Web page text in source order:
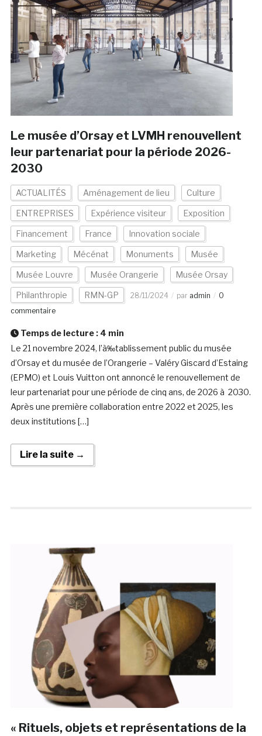
Le musée d’Orsay et LVMH renouvellent
leur partenariat pour la période 2026-
2030
ACTUALITÉS Aménagement de lieu Culture
ENTREPRISES Expérience visiteur Exposition
Financement France Innovation sociale
Marketing Mécénat Monuments Musée
Musée Louvre Musée Orangerie Musée Orsay
Philanthropie RMN-GP 28/11/2024 par admin
0
commentaire
Temps de lecture : 4 min
Le 21 novembre 2024, l’à‰tablissement public du musée
d’Orsay et du musée de l’Orangerie – Valéry Giscard d’Estaing
(EPMO) et Louis Vuitton ont annoncé le renouvellement de
leur partenariat pour une période de cinq ans, de 2026 à 2030.
Après une première collaboration entre 2022 et 2025, les
deux institutions […]
Lire la suite →
« Rituels, objets et représentations de la